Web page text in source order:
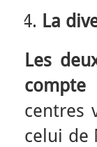
La
Les
centres
celui de